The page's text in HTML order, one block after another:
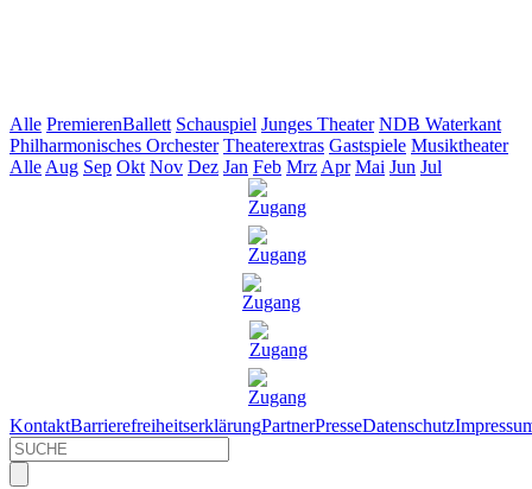
Alle PremierenBallett Schauspiel Junges Theater NDB Waterkant
Philharmonisches Orchester Theaterextras Gastspiele Musiktheater
Alle Aug Sep Okt Nov Dez Jan Feb Mrz Apr Mai Jun Jul
KontaktBarrierefreiheitserklärungPartnerPresseDatenschutz